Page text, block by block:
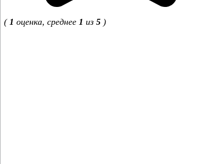
( 1 оценка, среднее 1 из 5 )